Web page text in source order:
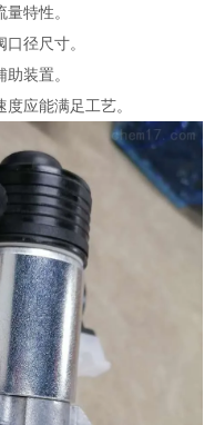
特性。
径尺寸。
装置。
应能满足工艺。